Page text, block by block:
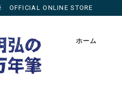
OFFICIAL ONLINE STORE
ホーム